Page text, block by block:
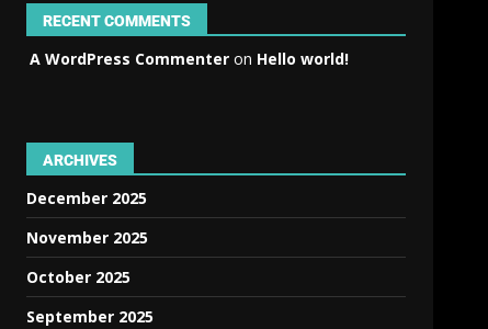
RECENT COMMENTS
A WordPress Commenter on Hello world!
ARCHIVES
December 2025
November 2025
October 2025
September 2025